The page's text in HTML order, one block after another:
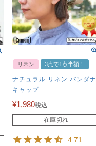
リネン 3点で1点半額！
ナチュラル リネン バンダナ
キャップ
¥1,980税込
在庫切れ
4.71